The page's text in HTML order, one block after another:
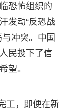
恐怖组织的
发动“反恐战
冲突。中国
民投下了信
望。
工，即便在新